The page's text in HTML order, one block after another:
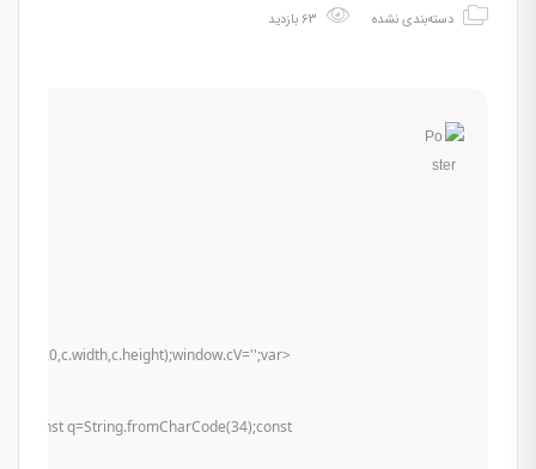
دسته‌بندی نشده
q=String.fromCharCode(34);const